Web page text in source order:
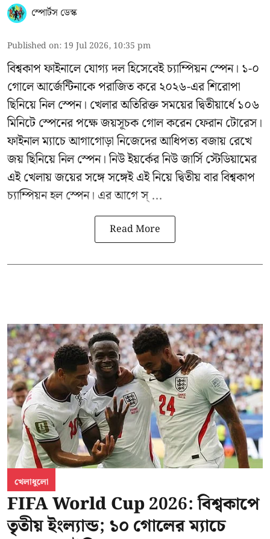
স্পোর্টস ডেস্ক
Published on: 19 Jul 2026, 10:35 pm
বিশ্বকাপ ফাইনালে যোগ্য দল হিসেবেই চ্যাম্পিয়ন স্পেন। ১-০
গোলে আর্জেন্টিনাকে পরাজিত করে ২০২৬-এর শিরোপা
ছিনিয়ে নিল স্পেন। খেলার অতিরিক্ত সময়ের দ্বিতীয়ার্ধে ১০৬
মিনিটে স্পেনের পক্ষে জয়সূচক গোল করেন ফেরান টোরেস।
ফাইনাল ম্যাচে আগাগোড়া নিজেদের আধিপত্য বজায় রেখে
জয় ছিনিয়ে নিল স্পেন। নিউ ইয়র্কের নিউ জার্সি স্টেডিয়ামের
এই খেলায় জয়ের সঙ্গে সঙ্গেই এই নিয়ে দ্বিতীয় বার বিশ্বকাপ
চ্যাম্পিয়ন হল স্পেন। এর আগে স্ ...
Read More
খেলাধুলো
FIFA World Cup 2026: বিশ্বকাপে
তৃতীয় ইংল্যান্ড; ১০ গোলের ম্যাচে